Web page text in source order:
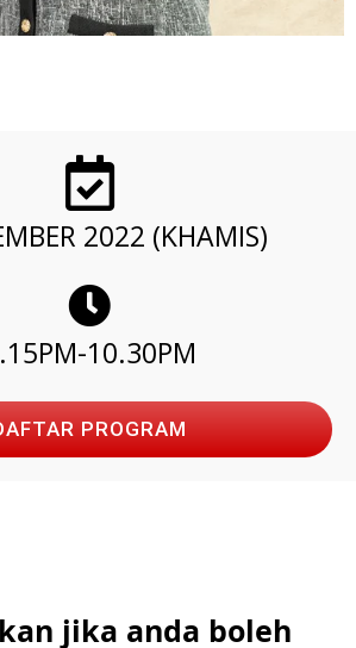
2022 (KHAMIS)
10.30PM
PROGRAM
jika anda boleh